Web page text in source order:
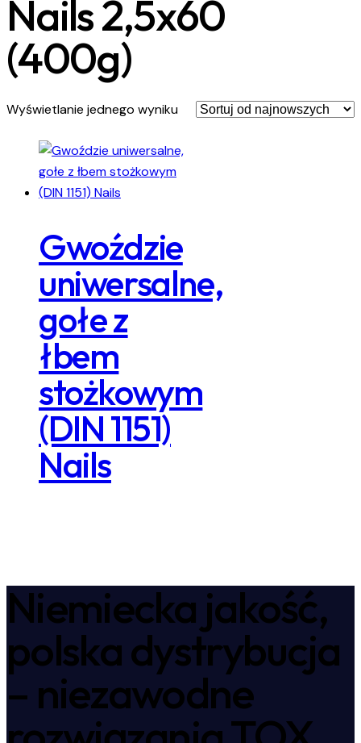
Nails 2,5x60
(400g)
Wyświetlanie jednego wyniku
Gwoździe
uniwersalne,
gołe z
łbem
stożkowym
(DIN 1151)
Nails
Niemiecka jakość,
polska dystrybucja
– niezawodne